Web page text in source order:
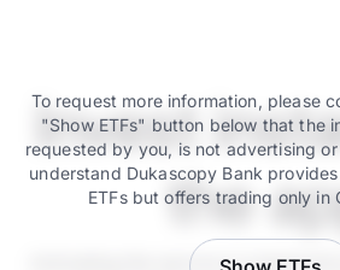
Invest
the
Activating the service is instant
To request more information, please
"Show ETFs" button below that the
requested by you, is not advertising
understand Dukascopy Bank
ETFs but offers trading only in